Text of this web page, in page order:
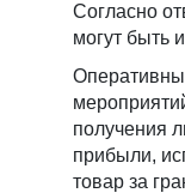
Согласно
могут быть
получения
прибыли,
товар за